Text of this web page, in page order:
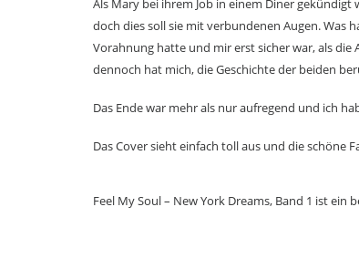
Als Mary bei ihrem Job in einem Diner
doch dies soll sie mit verbundenen Augen. Was
Vorahnung hatte und mir erst sicher war, als die
dennoch hat mich, die Geschichte der beiden
Das Ende war mehr als nur aufregend und ich
Das Cover sieht einfach toll aus und die schöne
Feel My Soul – New York Dreams, Band 1 ist